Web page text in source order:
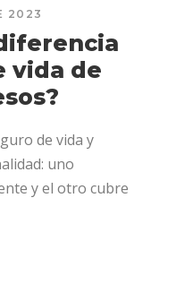
2023
vida de
de vida y
uno
y el otro cubre